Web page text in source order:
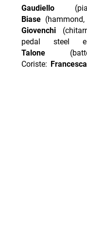
Gaudiello
Biase(hammond,
Giovenchi
pedal steel
Talone
Coriste: